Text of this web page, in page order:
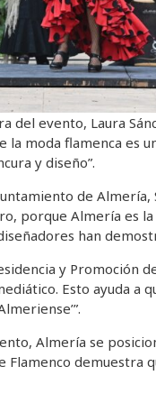
del evento, Laura
la moda flamenca es
y diseño”.
de Almería,
porque Almería es
han
y Promoción
Esto ayuda a
Almería se
demuestra